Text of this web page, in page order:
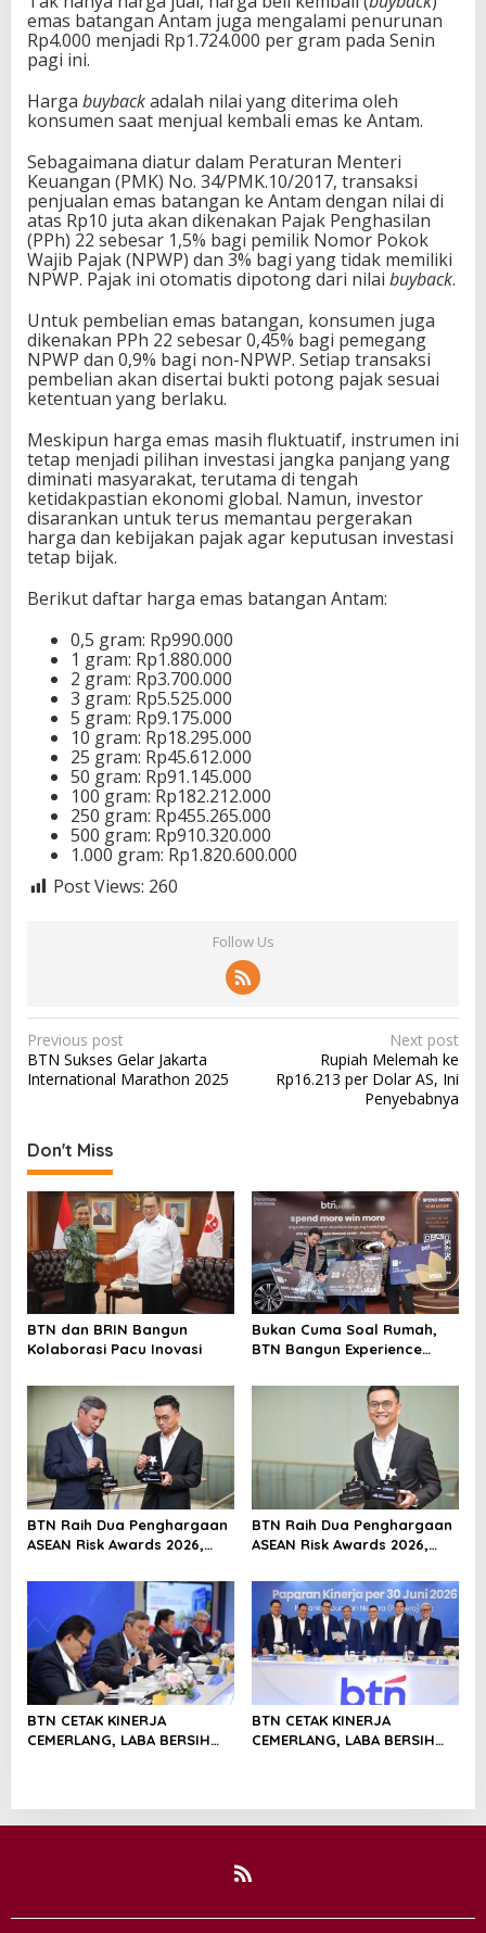
emas batangan Antam juga mengalami penurunan
Rp4.000 menjadi Rp1.724.000 per gram pada Senin
pagi ini.
Harga buybackadalah nilai yang diterima oleh
konsumen saat menjual kembali emas ke Antam.
Sebagaimana diatur dalam Peraturan Menteri
Keuangan (PMK) No. 34/PMK.10/2017, transaksi
penjualan emas batangan ke Antam dengan nilai di
atas Rp10 juta akan dikenakan Pajak Penghasilan
(PPh) 22 sebesar 1,5% bagi pemilik Nomor Pokok
Wajib Pajak (NPWP) dan 3% bagi yang tidak memiliki
NPWP. Pajak ini otomatis dipotong dari nilai buyback.
Untuk pembelian emas batangan, konsumen juga
dikenakan PPh 22 sebesar 0,45% bagi pemegang
NPWP dan 0,9% bagi non-NPWP. Setiap transaksi
pembelian akan disertai bukti potong pajak sesuai
ketentuan yang berlaku.
Meskipun harga emas masih fluktuatif, instrumen ini
tetap menjadi pilihan investasi jangka panjang yang
diminati masyarakat, terutama di tengah
ketidakpastian ekonomi global. Namun, investor
disarankan untuk terus memantau pergerakan
harga dan kebijakan pajak agar keputusan investasi
tetap bijak.
Berikut daftar harga emas batangan Antam:
0,5 gram: Rp990.000
1 gram: Rp1.880.000
2 gram: Rp3.700.000
3 gram: Rp5.525.000
5 gram: Rp9.175.000
10 gram: Rp18.295.000
25 gram: Rp45.612.000
50 gram: Rp91.145.000
100 gram: Rp182.212.000
250 gram: Rp455.265.000
500 gram: Rp910.320.000
1.000 gram: Rp1.820.600.000
Post Views: 260
Follow Us
P
o
n
a
v
i
g
a
t
o
Previous post
BTN Sukses Gelar Jakarta
International Marathon 2025
Next post
Rupiah Melemah ke
Rp16.213 per Dolar AS, Ini
Penyebabnya
Don't Miss
BTN dan BRIN Bangun
Kolaborasi Pacu Inovasi
Bukan Cuma Soal Rumah,
BTN Bangun Experience
BTN Raih Dua Penghargaan
ASEAN Risk Awards 2026,
Manajemen Risiko
Berstandar Internasional
Perkuat Pertumbuhan
Berkelanjutan
BTN Raih Dua Penghargaan
ASEAN Risk Awards 2026,
Manajemen Risiko
Berstandar Internasional
Perkuat Pertumbuhan
Berkelanjutan
BTN CETAK KINERJA
CEMERLANG, LABA BERSIH
BTN CETAK KINERJA
CEMERLANG, LABA BERSIH